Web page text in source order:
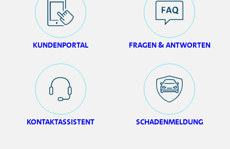
KUNDENPORTAL FRAGEN & ANTWORTEN
KONTAKTASSISTENT SCHADENMELDUNG